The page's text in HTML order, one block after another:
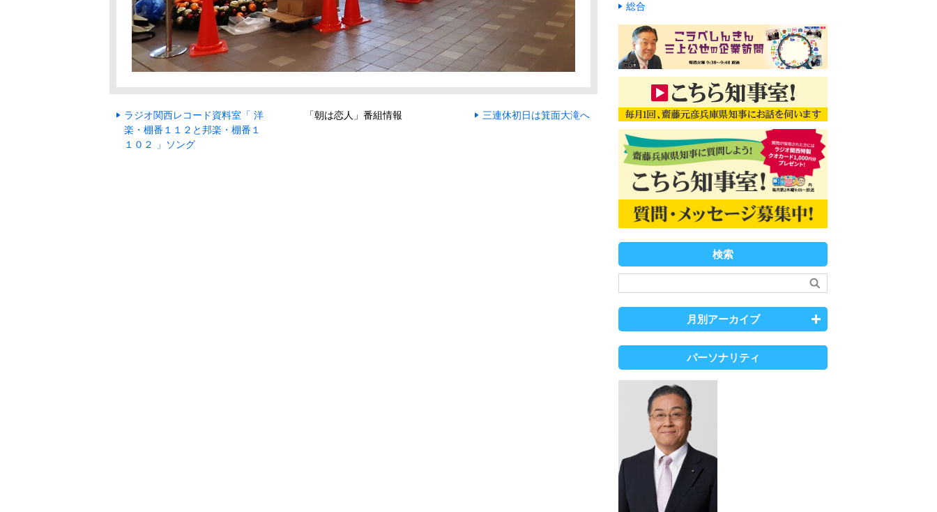
ラジオ関西レコード資料室「 洋
楽・棚番１１２と邦楽・棚番１
１０２ 」ソング
「朝は恋人」番組情報 三連休初日は箕面大滝へ
総合
検索
月別アーカイブ
パーソナリティ